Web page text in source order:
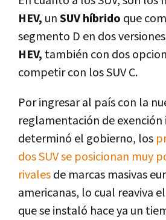
HEV, unSUV híbrido que
segmento D en dos
HEV, también con dos
competir con los SUV C.
Por ingresar al país con la
reglamentación de
determinó el gobierno, los
dos SUV se posicionan muy
rivalesde marcas masivas
americanas, lo cual reaviva
que se instaló hace ya un